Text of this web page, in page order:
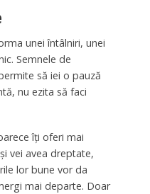
unei întâlniri, unei
Semnele de
să iei o pauză
nu ezita să faci
îți oferi mai
vei avea dreptate,
lor bune vor da
mai departe. Doar